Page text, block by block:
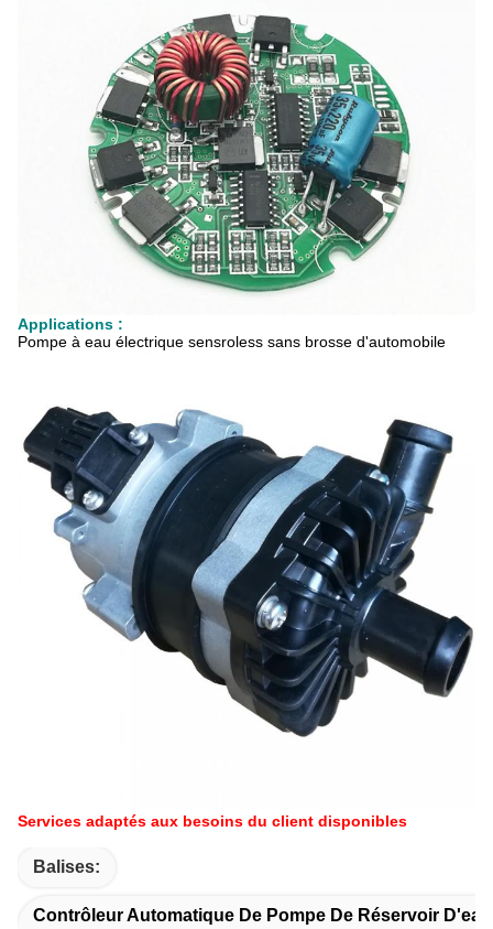
Applications :
Pompe à eau électrique sensroless sans brosse d'automobile
Services adaptés aux besoins du client disponibles
Balises:
Contrôleur Automatique De Pompe De Réservoir D'eau